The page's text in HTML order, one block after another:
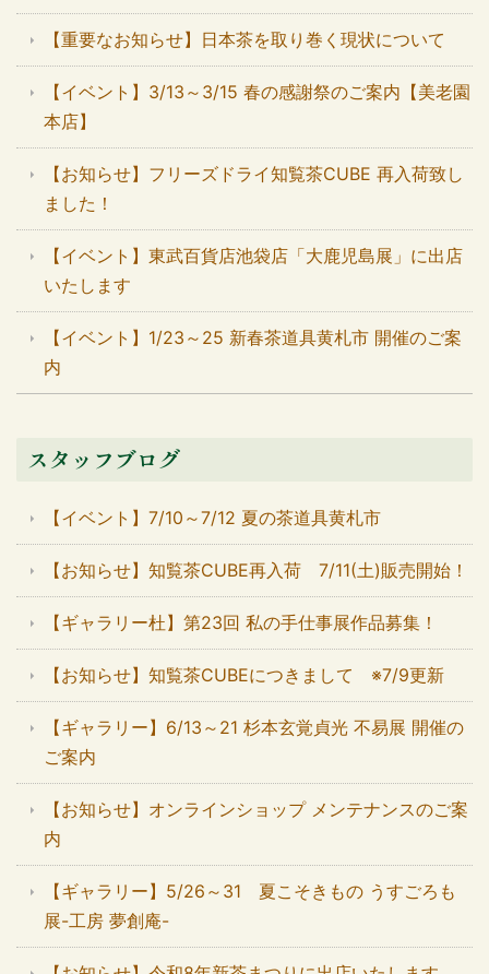
【重要なお知らせ】日本茶を取り巻く現状について
【イベント】3/13～3/15 春の感謝祭のご案内【美老園
本店】
【お知らせ】フリーズドライ知覧茶CUBE 再入荷致し
ました！
【イベント】東武百貨店池袋店「大鹿児島展」に出店
いたします
【イベント】1/23～25 新春茶道具黄札市 開催のご案
内
スタッフブログ
【イベント】7/10～7/12 夏の茶道具黄札市
【お知らせ】知覧茶CUBE再入荷 7/11(土)販売開始！
【ギャラリー杜】第23回 私の手仕事展作品募集！
【お知らせ】知覧茶CUBEにつきまして ※7/9更新
【ギャラリー】6/13～21 杉本玄覚貞光 不易展 開催の
ご案内
【お知らせ】オンラインショップ メンテナンスのご案
内
【ギャラリー】5/26～31 夏こそきもの うすごろも
展-工房 夢創庵-